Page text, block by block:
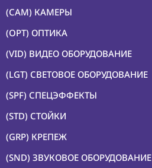
(CAM) КАМЕРЫ
(OPT) ОПТИКА
(VID) ВИДЕО ОБОРУДОВАНИЕ
(LGT) СВЕТОВОЕ ОБОРУДОВАНИЕ
(SPF) СПЕЦЭФФЕКТЫ
(STD) СТОЙКИ
(GRP) КРЕПЕЖ
(SND) ЗВУКОВОЕ ОБОРУДОВАНИЕ